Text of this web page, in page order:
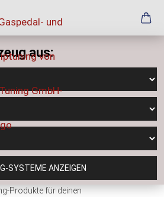
aus:
SYSTEME ANZEIGEN
Produkte für deinen